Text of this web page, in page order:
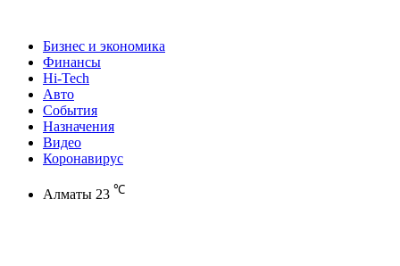
Бизнес и экономика
Финансы
Hi-Tech
Авто
События
Назначения
Видео
Коронавирус
Алматы 23 ℃